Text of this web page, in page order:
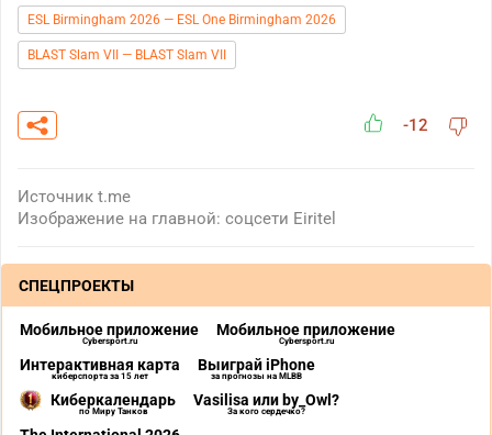
ESL Birmingham 2026 — ESL One Birmingham 2026
BLAST Slam VII — BLAST Slam VII
-12
Источник t.me
Изображение на главной: соцсети Eiritel
СПЕЦПРОЕКТЫ
Мобильное приложение
Cybersport.ru
Мобильное приложение
Cybersport.ru
Интерактивная карта
киберспорта за 15 лет
Выиграй iPhone
за прогнозы на MLBB
Киберкалендарь
по Миру Танков
Vasilisa или by_Owl?
За кого сердечко?